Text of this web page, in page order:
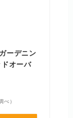
ーデニン
オーバ
べ）